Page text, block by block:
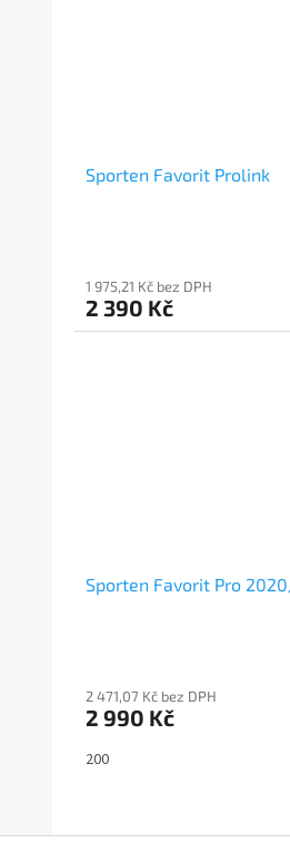
Sporten Favorit Prolink
1 975,21 Kč bez DPH
2 390 Kč
Sporten Favorit Pro
2 471,07 Kč bez DPH
2 990 Kč
200